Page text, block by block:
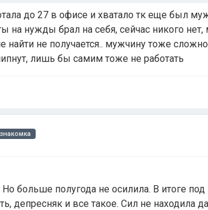
до 27 в офисе и хватало тк еще был
на нужды брал на себя, сейчас никого
найти не получается.. мужчину тоже сложно
лишь бы самим тоже не работать
Но больше полугода не осилила. В итоге
депресняк и все такое. Сил не находила